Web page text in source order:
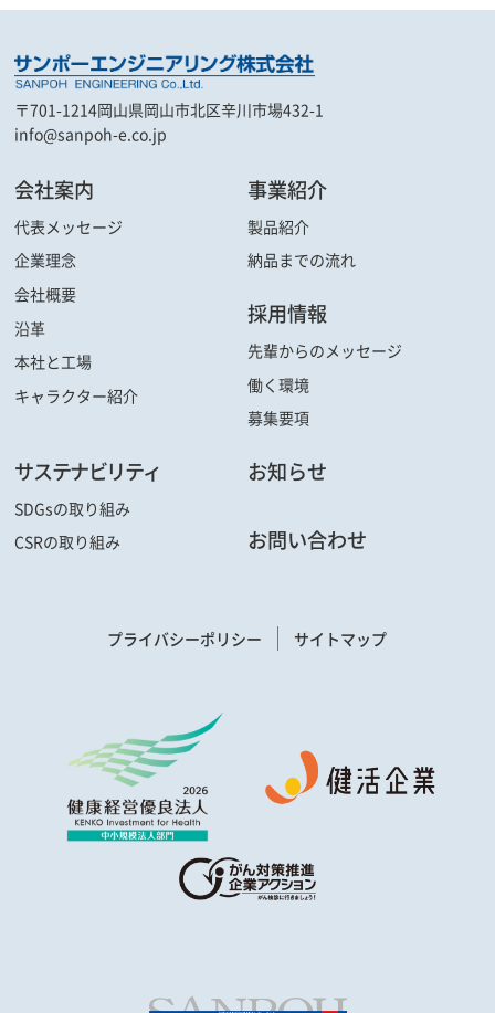
〒701-1214岡山県岡山市北区辛川市場432-1
info@sanpoh-e.co.jp
会社案内
代表メッセージ
企業理念
会社概要
沿革
本社と工場
キャラクター紹介
事業紹介
製品紹介
納品までの流れ
採用情報
先輩からのメッセージ
働く環境
募集要項
サステナビリティ
SDGsの取り組み
CSRの取り組み
お知らせ
お問い合わせ
プライバシーポリシー サイトマップ